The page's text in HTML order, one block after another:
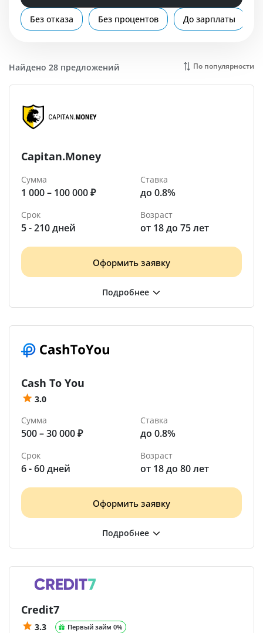
Без отказа Без процентов До зарплаты
Найдено 28 предложений По популярности
Capitan.Money
Сумма
1 000 – 100 000 ₽
Ставка
до 0.8%
Срок
5 - 210 дней
Возраст
от 18 до 75 лет
Оформить заявку
Cash To You
3.0
Сумма
500 – 30 000 ₽
Ставка
до 0.8%
Срок
6 - 60 дней
Возраст
от 18 до 80 лет
Оформить заявку
Credit7
3.3 Первый займ 0%